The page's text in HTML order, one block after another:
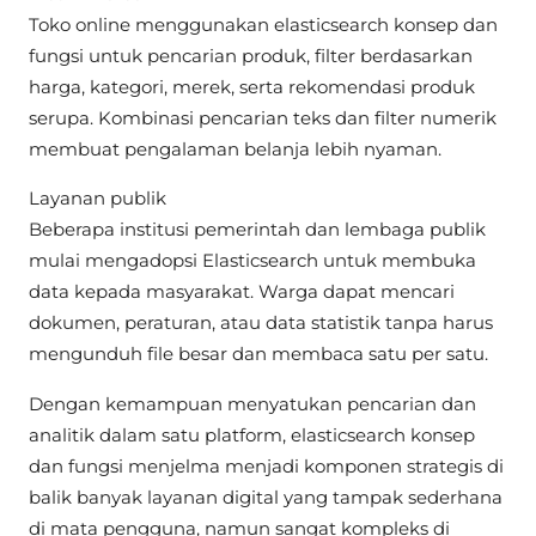
Toko online menggunakan elasticsearch konsep dan
fungsi untuk pencarian produk, filter berdasarkan
harga, kategori, merek, serta rekomendasi produk
serupa. Kombinasi pencarian teks dan filter numerik
membuat pengalaman belanja lebih nyaman.
Layanan publik
Beberapa institusi pemerintah dan lembaga publik
mulai mengadopsi Elasticsearch untuk membuka
data kepada masyarakat. Warga dapat mencari
dokumen, peraturan, atau data statistik tanpa harus
mengunduh file besar dan membaca satu per satu.
Dengan kemampuan menyatukan pencarian dan
analitik dalam satu platform, elasticsearch konsep
dan fungsi menjelma menjadi komponen strategis di
balik banyak layanan digital yang tampak sederhana
di mata pengguna, namun sangat kompleks di